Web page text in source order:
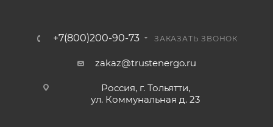
+7(800)200-90-73 ЗАКАЗАТЬ ЗВОНОК
zakaz@trustenergo.ru
Россия, г. Тольятти,
ул. Коммунальная д. 23